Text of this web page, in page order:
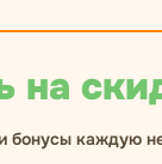
на
бонусы каждую